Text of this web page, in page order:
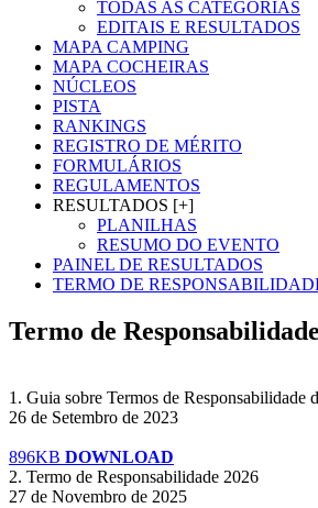
TODAS AS CATEGORIAS
EDITAIS E RESULTADOS
MAPA CAMPING
MAPA COCHEIRAS
NÚCLEOS
PISTA
RANKINGS
REGISTRO DE MÉRITO
FORMULÁRIOS
REGULAMENTOS
RESULTADOS [+]
PLANILHAS
RESUMO DO EVENTO
PAINEL DE RESULTADOS
TERMO DE
Termo de
1. Guia sobre Termos de Responsabilidade
26 de Setembro de 2023
896KB DOWNLOAD
2. Termo de Responsabilidade 2026
27 de Novembro de 2025